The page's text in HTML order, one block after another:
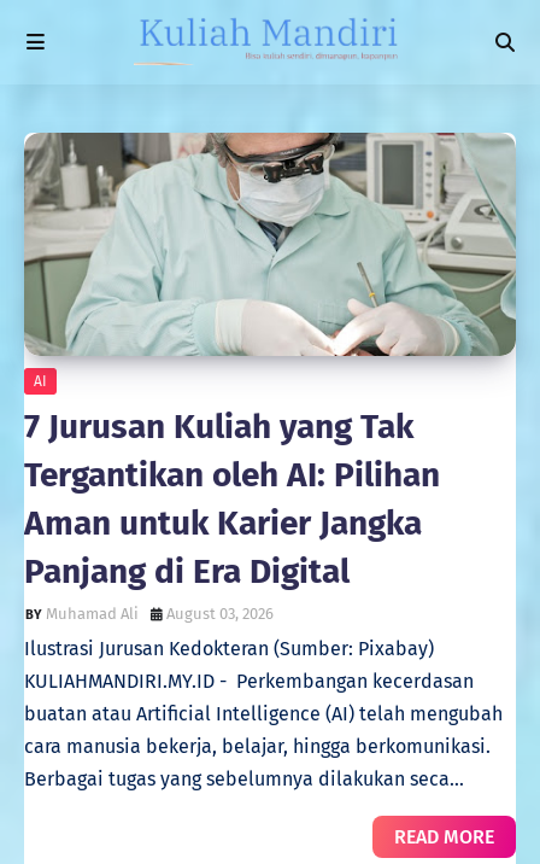
AI
7 Jurusan Kuliah yang Tak
Tergantikan oleh AI: Pilihan
Aman untuk Karier Jangka
Panjang di Era Digital
Muhamad Ali August 03, 2026
Ilustrasi Jurusan Kedokteran (Sumber: Pixabay)
KULIAHMANDIRI.MY.ID - Perkembangan kecerdasan
buatan atau Artificial Intelligence (AI) telah mengubah
cara manusia bekerja, belajar, hingga berkomunikasi.
Berbagai tugas yang sebelumnya dilakukan seca…
READ MORE